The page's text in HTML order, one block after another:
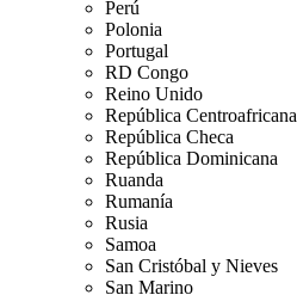
Perú
Polonia
Portugal
RD Congo
Reino Unido
República Centroafricana
República Checa
República Dominicana
Ruanda
Rumanía
Rusia
Samoa
San Cristóbal y Nieves
San Marino